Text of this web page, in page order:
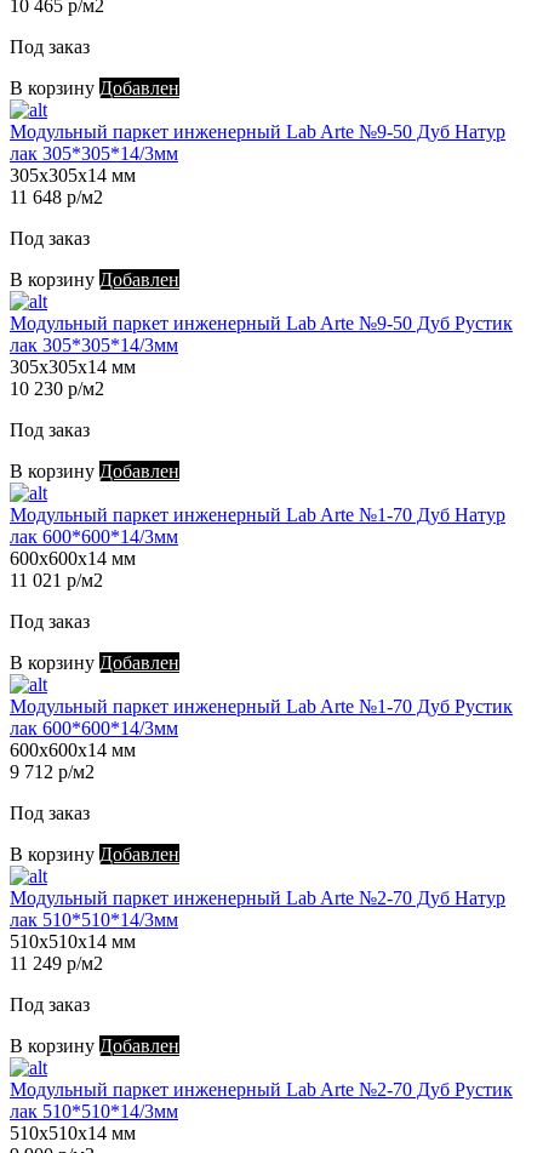
10 465 р/м2
Под заказ
В корзину Добавлен
Модульный паркет инженерный Lab Arte №9-50 Дуб Натур
лак 305*305*14/3мм
305х305х14 мм
11 648 р/м2
Под заказ
В корзину Добавлен
Модульный паркет инженерный Lab Arte №9-50 Дуб Рустик
лак 305*305*14/3мм
305х305х14 мм
10 230 р/м2
Под заказ
В корзину Добавлен
Модульный паркет инженерный Lab Arte №1-70 Дуб Натур
лак 600*600*14/3мм
600х600х14 мм
11 021 р/м2
Под заказ
В корзину Добавлен
Модульный паркет инженерный Lab Arte №1-70 Дуб Рустик
лак 600*600*14/3мм
600х600х14 мм
9 712 р/м2
Под заказ
В корзину Добавлен
Модульный паркет инженерный Lab Arte №2-70 Дуб Натур
лак 510*510*14/3мм
510х510х14 мм
11 249 р/м2
Под заказ
В корзину Добавлен
Модульный паркет инженерный Lab Arte №2-70 Дуб Рустик
лак 510*510*14/3мм
510х510х14 мм